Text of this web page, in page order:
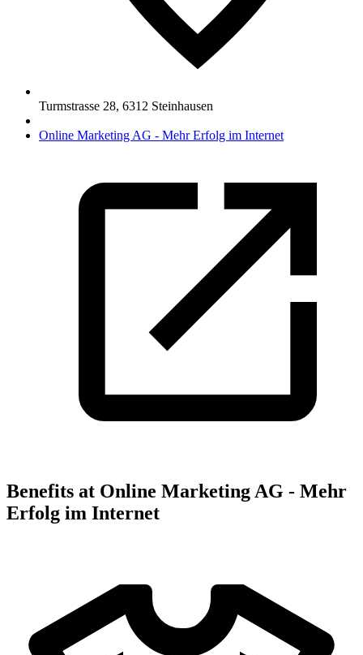
Turmstrasse 28, 6312 Steinhausen
Online Marketing AG - Mehr Erfolg im Internet
Benefits at Online Marketing AG - Mehr
Erfolg im Internet